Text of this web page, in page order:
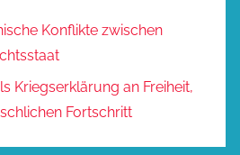
Konflikte zwischen
Kriegserklärung an Freiheit,
Fortschritt